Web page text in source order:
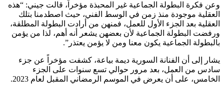
وعن فكرة البطولة الجماعية غير المحبذة مؤخراً، قالت جيني: “هذه
العقلية موجودة منذ زمن في الوسط الفني، حيث اصطدمنا بتلك
العقلية بعد الجزء الأول للعمل، فمنهن من أرادت البطولة المطلقة،
ورفضت البطولة الجماعية لأن بعضهن يشعر أنه أهم، لذا من يؤمن
بالبطولة الجماعية يكون معنا ومن لا يؤمن يعتذر”.
يشار إلى أن الفنانة السورية ديمة بياعة، كشفت مؤخراً عن جزء
سادس من العمل، بعد مرور حوالي تسع سنوات على الجزء
الخامس، على أن يعرض في الموسم الرمضاني المقبل لعام 2023.